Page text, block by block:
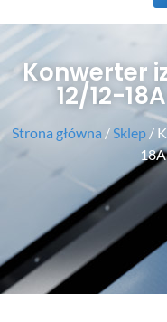
Konwerter
12/12-
Strona główna / Sklep/